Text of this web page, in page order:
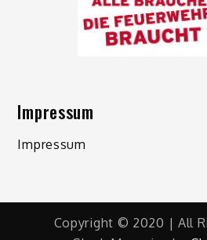
Impressum
Impressum
Copyright © 2020 | All